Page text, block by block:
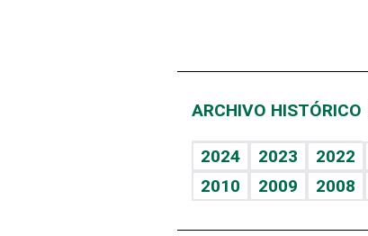
ARCHIVO HISTÓRICO
2024 2023 2022
2010
2009 2008